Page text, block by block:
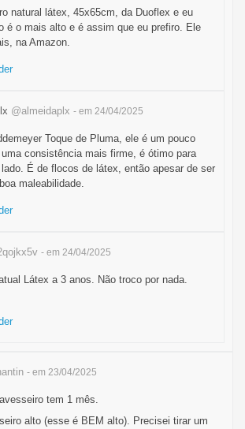
natural látex, 45x65cm, da Duoflex e eu
é o mais alto e é assim que eu prefiro. Ele
na Amazon.
@almeidaplx - em 24/04/2025
Toque de Pluma, ele é um pouco
consistência mais firme, é ótimo para
É de flocos de látex, então apesar de ser
maleabilidade.
- em 24/04/2025
Látex a 3 anos. Não troco por nada.
- em 23/04/2025
tem 1 mês.
alto (esse é BEM alto). Precisei tirar um